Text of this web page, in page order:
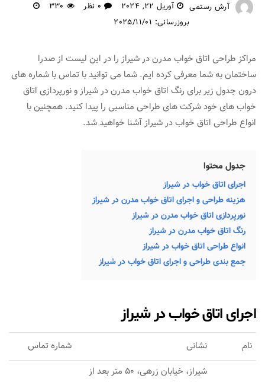
آرش رستمی آوریل 22, 2024 0 نظر
330
بروزرسانی: 2025/11/01
مراکز طراحی اتاق خواب مدرن در شیراز را در این لیست از صدرا
ساختمان به شما معرفی کرده ایم. شما می توانید با تماس با شماره های
درون جدول زیر برای رنگ اتاق خواب مدرن در شیراز و نورپردازی اتاق
خواب های خود شرکت های طراحی مناسبی را پیدا کنید. همچنین با
انواع طراحی اتاق خواب در شیراز آشنا خواهید شد.
جدول محتوا
اجرای اتاق خواب در شیراز
هزینه طراحی و اجرای اتاق خواب مدرن در شیراز
نورپردازی اتاق خواب مدرن در شیراز
رنگ اتاق خواب مدرن در شیراز
انواع طراحی اتاق خواب در شیراز
جمع بندی طراحی و اجرای اتاق خواب در شیراز
اجرای اتاق خواب در شیراز
نام نشانی شماره تماس
شیراز، خيابان زرهی، 50 متر بعد از